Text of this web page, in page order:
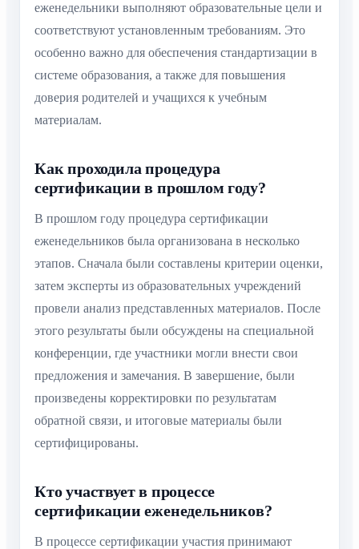
еженедельники выполняют образовательные цели и
соответствуют установленным требованиям. Это
особенно важно для обеспечения стандартизации в
системе образования, а также для повышения
доверия родителей и учащихся к учебным
материалам.
Как проходила процедура
сертификации в прошлом году?
В прошлом году процедура сертификации
еженедельников была организована в несколько
этапов. Сначала были составлены критерии оценки,
затем эксперты из образовательных учреждений
провели анализ представленных материалов. После
этого результаты были обсуждены на специальной
конференции, где участники могли внести свои
предложения и замечания. В завершение, были
произведены корректировки по результатам
обратной связи, и итоговые материалы были
сертифицированы.
Кто участвует в процессе
сертификации еженедельников?
В процессе сертификации участия принимают